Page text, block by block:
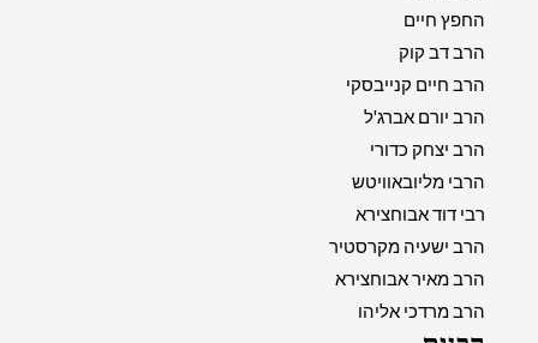
החפץ חיים
הרב דב קוק
הרב חיים קנייבסקי
הרב יורם אברג'ל
הרב יצחק כדורי
הרבי מליובאוויטש
רבי דוד אבוחצירא
הרב ישעיה מקרסטיר
הרב מאיר אבוחצירא
הרב מרדכי אליהו